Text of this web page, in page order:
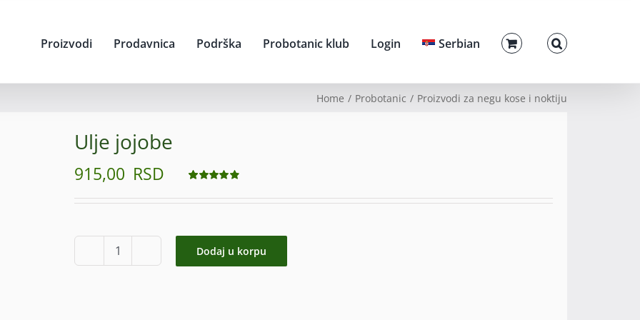
Proizvodi Prodavnica Podrška Probotanic klub Login Serbian
Home Probotanic Proizvodi za negu kose i noktiju
Ulje jojobe
915,00 RSD
4.86od 5 na
Ulje
jojobe
Dodaj u korpu